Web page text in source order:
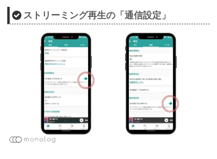
ストリーミング再生の「通信設定」